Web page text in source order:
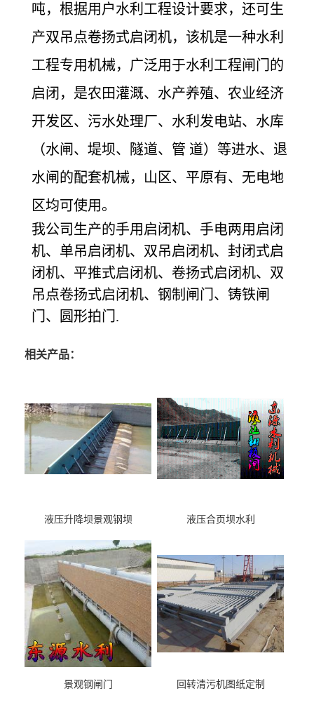
吨，根据用户水利工程设计要求，还可生
产双吊点卷扬式启闭机，该机是一种水利
工程专用机械，广泛用于水利工程闸门的
启闭，是农田灌溉、水产养殖、农业经济
开发区、污水处理厂、水利发电站、水库
（水闸、堤坝、隧道、管 道）等进水、退
水闸的配套机械，山区、平原有、无电地
区均可使用。
我公司生产的手用启闭机、手电两用启闭
机、单吊启闭机、双吊启闭机、封闭式启
闭机、平推式启闭机、卷扬式启闭机、双
吊点卷扬式启闭机、钢制闸门、铸铁闸
门、圆形拍门.
相关产品：
液压升降坝景观钢坝 液压合页坝水利
景观钢闸门 回转清污机图纸定制